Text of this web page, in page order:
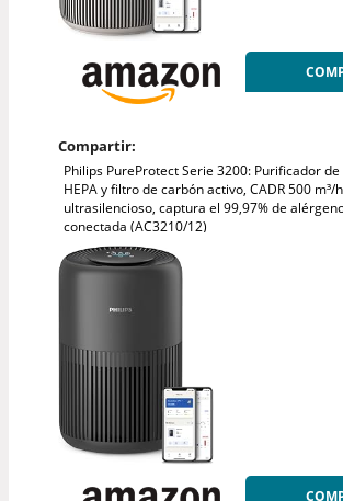
Compartir:
Philips PureProtect Serie 3200: Purificador
HEPA y filtro de carbón activo, CADR 500 m³/
ultrasilencioso, captura el 99,97% de
conectada (AC3210/12)